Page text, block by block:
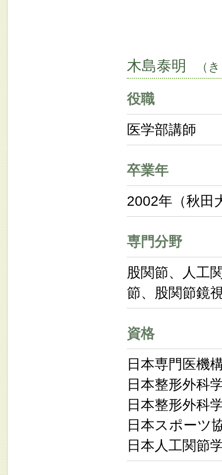
木島泰明 （
役職
医学部講師
卒業年
2002年（秋田
専門分野
股関節、人工
節、股関節鏡
資格
日本専門医機
日本整形外科
日本整形外科
日本スポーツ
日本人工関節